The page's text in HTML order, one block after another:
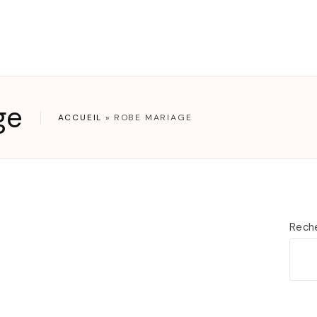
ACCUEIL » ROBE MARIAGE